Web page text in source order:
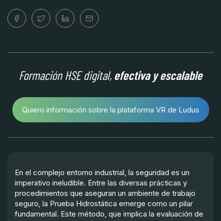
Formación HSE digital,efectiva y escalable
Quiero información sobre la plataforma VR de Ludus
En el complejo entorno industrial, la seguridad es un
imperativo ineludible. Entre las diversas prácticas y
procedimientos que aseguran un ambiente de trabajo
seguro, la Prueba Hidrostática emerge como un pilar
fundamental. Este método, que implica la evaluación de